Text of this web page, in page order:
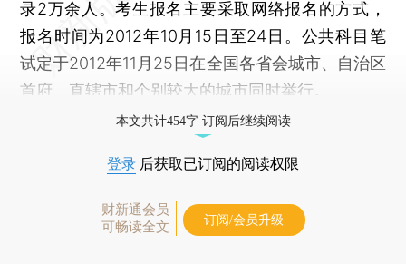
录2万余人。考生报名主要采取网络报名的方式，
报名时间为2012年10月15日至24日。公共科目笔
试定于2012年11月25日在全国各省会城市、自治区
首府、直辖市和个别较大的城市同时举行。
本文共计454字 订阅后继续阅读
登录 后获取已订阅的阅读权限
财新通会员
可畅读全文
订阅/会员升级